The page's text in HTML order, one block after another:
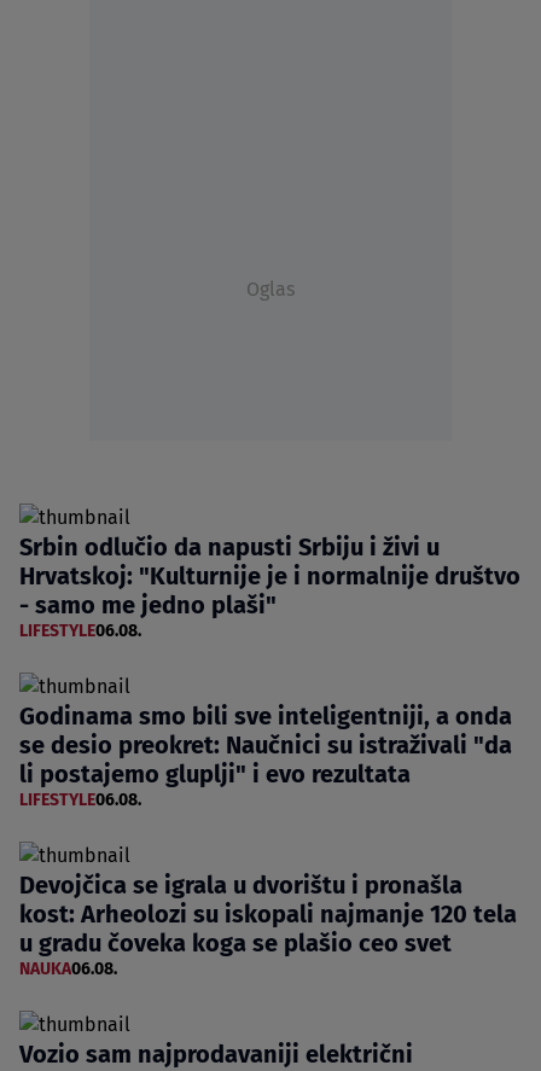
Oglas
Srbin odlučio da napusti Srbiju i živi u
Hrvatskoj: "Kulturnije je i normalnije društvo
- samo me jedno plaši"
LIFESTYLE06.08.
Godinama smo bili sve inteligentniji, a onda
se desio preokret: Naučnici su istraživali "da
li postajemo gluplji" i evo rezultata
LIFESTYLE06.08.
Devojčica se igrala u dvorištu i pronašla
kost: Arheolozi su iskopali najmanje 120 tela
u gradu čoveka koga se plašio ceo svet
NAUKA06.08.
Vozio sam najprodavaniji električni